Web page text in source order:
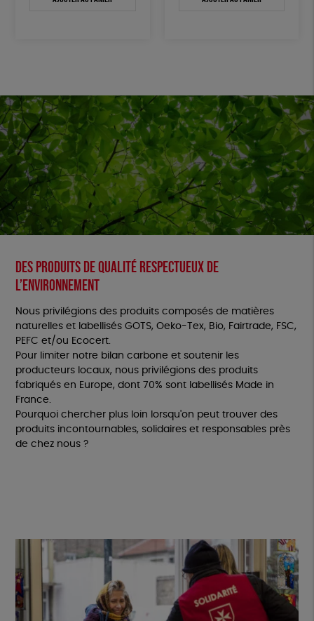
Des produits de qualité respectueux de
l’environnement
Nous privilégions des produits composés de matières
naturelles et labellisés GOTS, Oeko-Tex, Bio, Fairtrade, FSC,
PEFC et/ou Ecocert.
Pour limiter notre bilan carbone et soutenir les
producteurs locaux, nous privilégions des produits
fabriqués en Europe, dont 70% sont labellisés Made in
France.
Pourquoi chercher plus loin lorsqu'on peut trouver des
produits incontournables, solidaires et responsables près
de chez nous ?